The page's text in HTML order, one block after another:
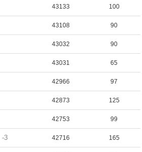
43133 100
43108 90
43032 90
43031 65
42966 97
42873 125
42753 99
-3 42716 165